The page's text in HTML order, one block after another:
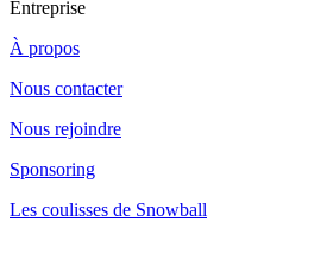
Entreprise
À propos
Nous contacter
Nous rejoindre
Sponsoring
Les coulisses de Snowball